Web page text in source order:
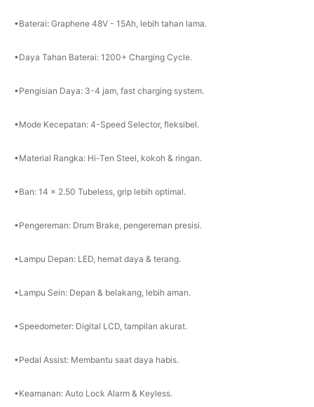
•Baterai: Graphene 48V - 15Ah, lebih tahan lama.
•Daya Tahan Baterai: 1200+ Charging Cycle.
•Pengisian Daya: 3-4 jam, fast charging system.
•Mode Kecepatan: 4-Speed Selector, fleksibel.
•Material Rangka: Hi-Ten Steel, kokoh & ringan.
•Ban: 14 x 2.50 Tubeless, grip lebih optimal.
•Pengereman: Drum Brake, pengereman presisi.
•Lampu Depan: LED, hemat daya & terang.
•Lampu Sein: Depan & belakang, lebih aman.
•Speedometer: Digital LCD, tampilan akurat.
•Pedal Assist: Membantu saat daya habis.
•Keamanan: Auto Lock Alarm & Keyless.